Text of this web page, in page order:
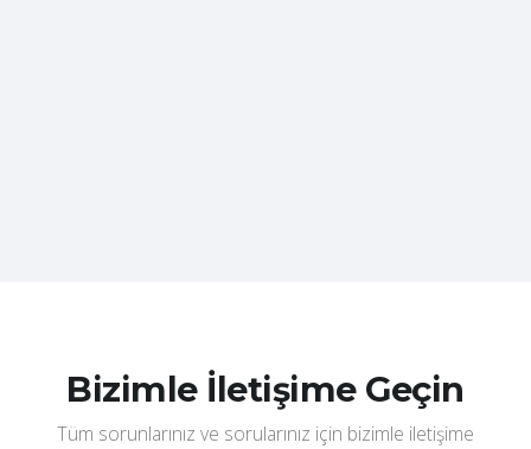
Bizimle İletişime Geçin
Tüm sorunlarınız ve sorularınız için bizimle iletişime